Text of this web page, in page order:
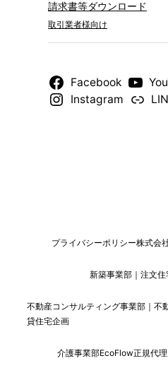
請求書等ダウンロード
取引業者様向け
Facebook
Instagram
プライバシーポリシー株式会
新築事業部｜注文
不動産コンサルティング事業部｜不
貸住宅企画
介護事業部EcoFlow正規代